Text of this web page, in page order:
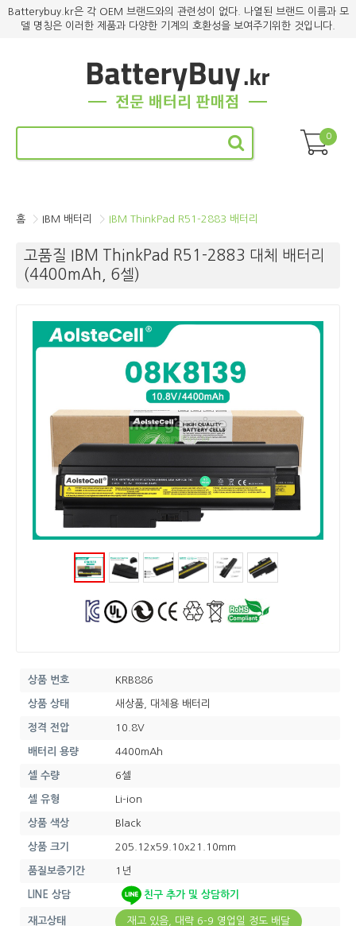
Batterybuy.kr은 각 OEM 브랜드와의 관련성이 없다. 나열된 브랜드 이름과 모
델 명칭은 이러한 제품과 다양한 기계의 호환성을 보여주기위한 것입니다.
0
홈 IBM 배터리 IBM ThinkPad R51-2883 배터리
고품질 IBM ThinkPad R51-2883 대체 배터리
(4400mAh, 6셀)
상품 번호 KRB886
상품 상태 새상품, 대체용 배터리
정격 전압 10.8V
배터리 용량 4400mAh
셀 수량 6셀
셀 유형 Li-ion
상품 색상 Black
상품 크기 205.12x59.10x21.10mm
품질보증기간 1년
LINE 상담 친구 추가 및 상담하기
재고상태 재고 있음, 대략 6-9 영업일 정도 배달